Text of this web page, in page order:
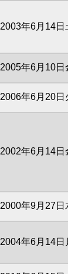
2003年6月14日
2005年6月10日
2006年6月20日
2002年6月14日
2000年9月27日
2004年6月14日